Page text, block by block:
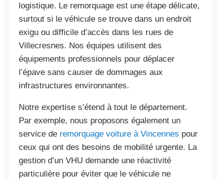
logistique. Le remorquage est une étape délicate,
surtout si le véhicule se trouve dans un endroit
exigu ou difficile d’accès dans les rues de
Villecresnes. Nos équipes utilisent des
équipements professionnels pour déplacer
l’épave sans causer de dommages aux
infrastructures environnantes.
Notre expertise s’étend à tout le département.
Par exemple, nous proposons également un
service de remorquage voiture à Vincennes pour
ceux qui ont des besoins de mobilité urgente. La
gestion d’un VHU demande une réactivité
particulière pour éviter que le véhicule ne